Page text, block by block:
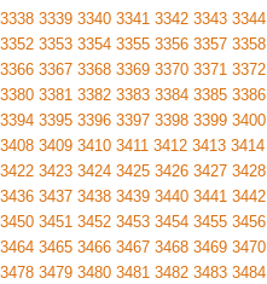
3338 3339 3340 3341 3342 3343 3344
3352 3353 3354 3355 3356 3357 3358
3366 3367 3368 3369 3370 3371 3372
3380 3381 3382 3383 3384 3385 3386
3394 3395 3396 3397 3398 3399 3400
3408 3409 3410 3411 3412 3413 3414
3422 3423 3424 3425 3426 3427 3428
3436 3437 3438 3439 3440 3441 3442
3450 3451 3452 3453 3454 3455 3456
3464 3465 3466 3467 3468 3469 3470
3478 3479 3480 3481 3482 3483 3484